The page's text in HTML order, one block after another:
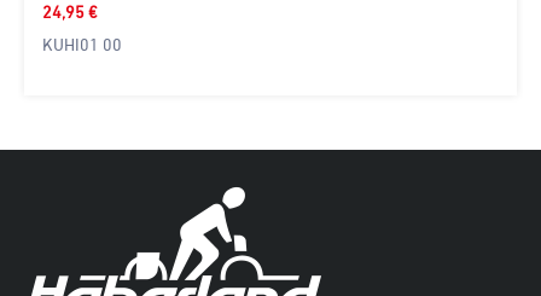
24,95 €
KUHI01 00